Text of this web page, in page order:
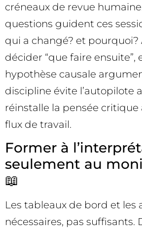
créneaux de revue
questions guident ces
qui a changé? et pourquoi?
décider “que faire ensuite”,
hypothèse causale
discipline évite l’autopilote
réinstalle la pensée
flux de travail.
Former à
seulement au
📖
Les tableaux de bord et les
nécessaires, pas suffisants.